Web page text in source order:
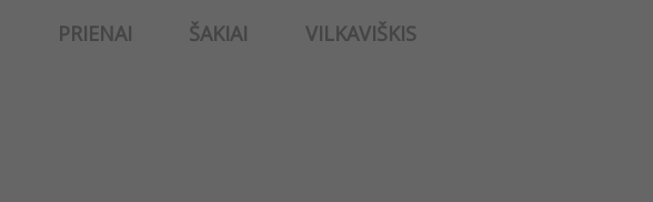
PRIENAI ŠAKIAI
VILKAVIŠKIS